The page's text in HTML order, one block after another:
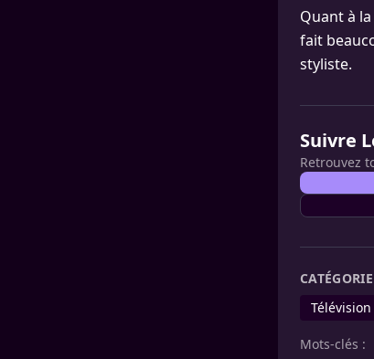
Quant à
fait
styliste.
Suivre
Retrouvez
CATÉGORIE
Télévision
Mots-clés :